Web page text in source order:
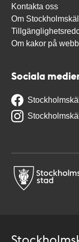
Kontakta oss
Om
Om kakor på
Sociala